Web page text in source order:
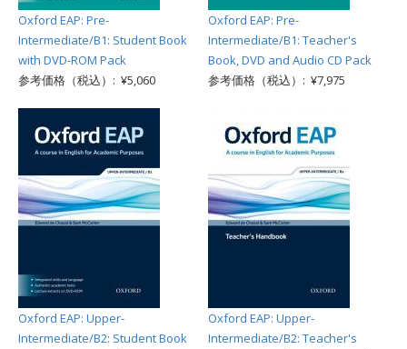
Oxford EAP: Pre-
Intermediate/B1: Student Book
with DVD-ROM Pack
参考価格（税込）: ¥5,060
Oxford EAP: Pre-
Intermediate/B1: Teacher's
Book, DVD and Audio CD Pack
参考価格（税込）: ¥7,975
Oxford EAP: Upper-
Intermediate/B2: Student Book
Oxford EAP: Upper-
Intermediate/B2: Teacher's